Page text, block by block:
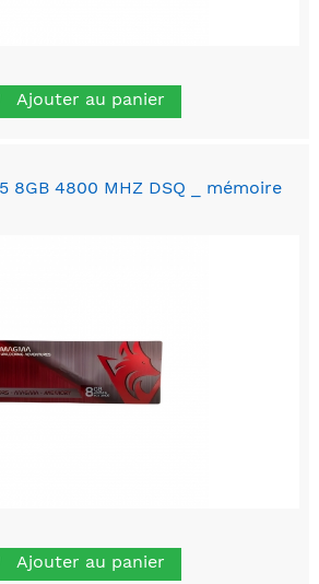
Ajouter au panier
8GB 4800 MHZ DSQ _ mémoire
Ajouter au panier